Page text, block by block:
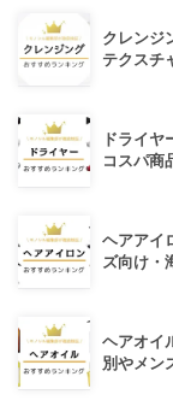
クレンジ
テクスチ
ドライヤ
コスパ商
ヘアアイ
ズ向け・
ヘアオイ
別やメン